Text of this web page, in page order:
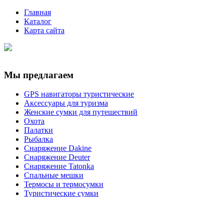
Главная
Каталог
Карта сайта
Мы предлагаем
GPS навигаторы туристические
Аксессуары для туризма
Женские сумки для путешествий
Охота
Палатки
Рыбалка
Снаряжение Dakine
Снаряжение Deuter
Снаряжение Tatonka
Спальные мешки
Термосы и термосумки
Туристические сумки